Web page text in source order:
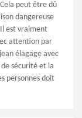
peut être dû
dangereuse
est vraiment
attention par
élagage avec
sécurité et la
personnes doit